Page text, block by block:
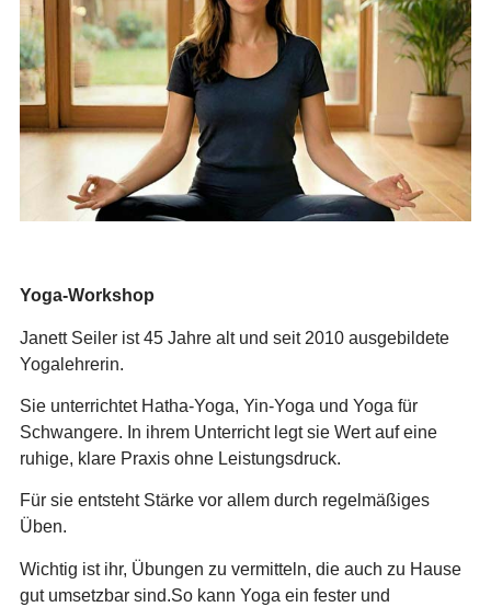
Yoga-Workshop
Janett Seiler ist 45 Jahre alt und seit 2010 ausgebildete
Yogalehrerin.
Sie unterrichtet Hatha‑Yoga, Yin‑Yoga und Yoga für
Schwangere. In ihrem Unterricht legt sie Wert auf eine
ruhige, klare Praxis ohne Leistungsdruck.
Für sie entsteht Stärke vor allem durch regelmäßiges
Üben.
Wichtig ist ihr, Übungen zu vermitteln, die auch zu Hause
gut umsetzbar sind.So kann Yoga ein fester und